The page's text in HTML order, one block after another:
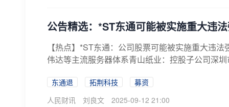
公告精选：*ST东通可能被实施重大违
【热点】*ST东通：公司股票可能被实施重大违
伟达等主流服务器体系青山纸业：控股子公司深
东通退 拓荆科技
募资
人民财讯
刘良文 2025-09-12 21:00